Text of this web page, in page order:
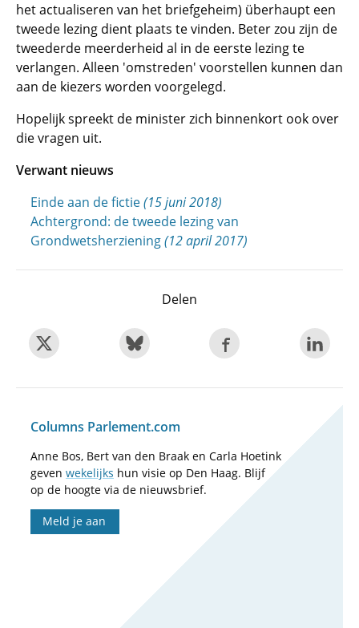
het actualiseren van het briefgeheim) überhaupt een
tweede lezing dient plaats te vinden. Beter zou zijn de
tweederde meerderheid al in de eerste lezing te
verlangen. Alleen 'omstreden' voorstellen kunnen dan
aan de kiezers worden voorgelegd.
Hopelijk spreekt de minister zich binnenkort ook over
die vragen uit.
Verwant nieuws
Einde aan de fictie(15 juni 2018)
Achtergrond: de tweede lezing van
Grondwetsherziening(12 april 2017)
Delen
Columns Parlement.com
Anne Bos, Bert van den Braak en Carla Hoetink
geven wekelijks hun visie op Den Haag. Blijf
op de hoogte via de nieuwsbrief.
Meld je aan